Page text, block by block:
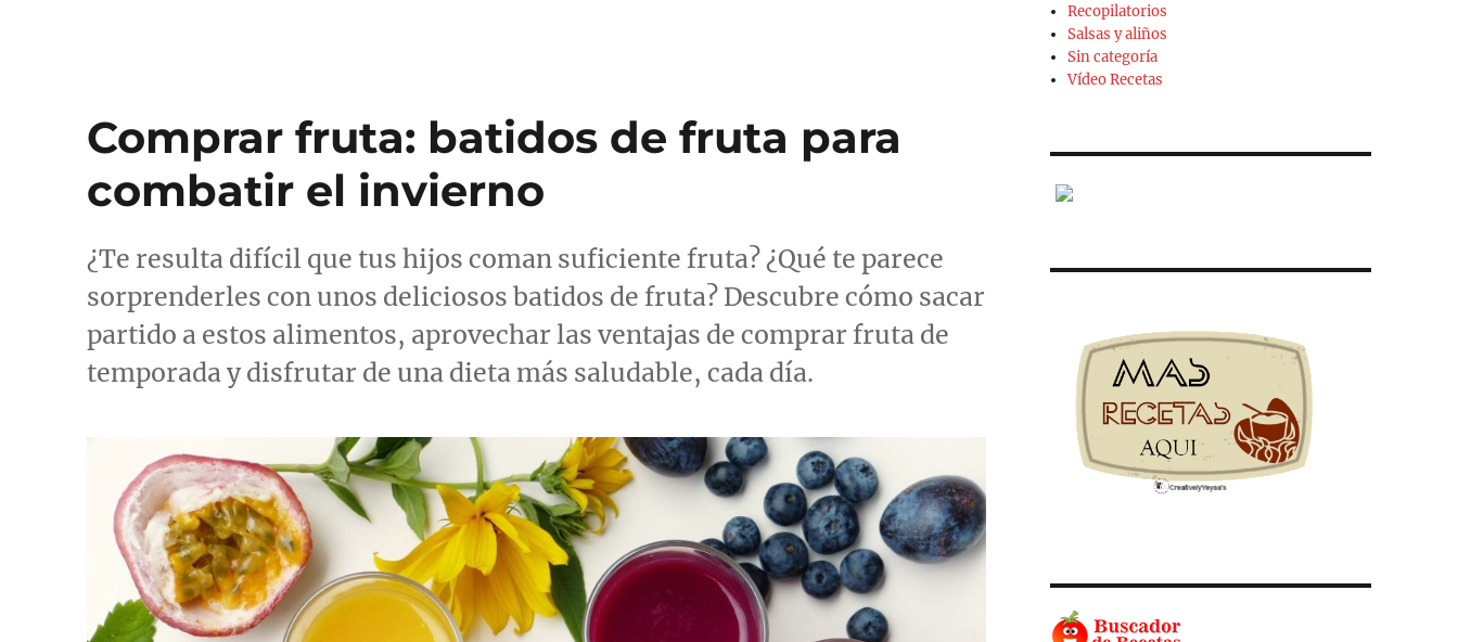
Comprar fruta: batidos de fruta para
combatir el invierno
¿Te resulta difícil que tus hijos coman suficiente fruta? ¿Qué te parece
sorprenderles con unos deliciosos batidos de fruta? Descubre cómo sacar
partido a estos alimentos, aprovechar las ventajas de comprar fruta de
temporada y disfrutar de una dieta más saludable, cada día.
Recopilatorios
Salsas y aliños
Sin categoría
Vídeo Recetas